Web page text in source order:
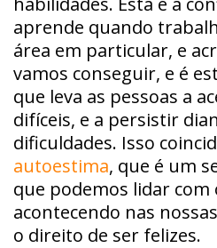
aprende quando
área em particular, e
vamos conseguir, e é
que leva as pessoas a
difíceis, e a persistir
dificuldades. Isso
autoestima, que é um
que podemos lidar com
acontecendo nas
o direito de ser felizes.